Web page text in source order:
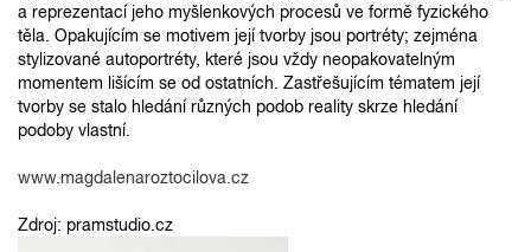
a reprezentací jeho myšlenkových procesů ve formě fyzického
těla. Opakujícím se motivem její tvorby jsou portréty; zejména
stylizované autoportréty, které jsou vždy neopakovatelným
momentem lišícím se od ostatních. Zastřešujícím tématem její
tvorby se stalo hledání různých podob reality skrze hledání
podoby vlastní.
www.magdalenaroztocilova.cz
Zdroj: pramstudio.cz